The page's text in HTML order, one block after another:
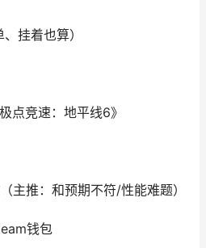
挂着也算）
竞速：地平线6》
主推：和预期不符/性能难题）
钱包